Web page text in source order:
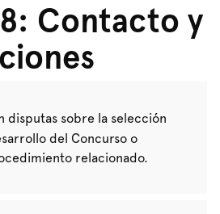
Contacto y
disputas sobre la selección
del Concurso o
relacionado.